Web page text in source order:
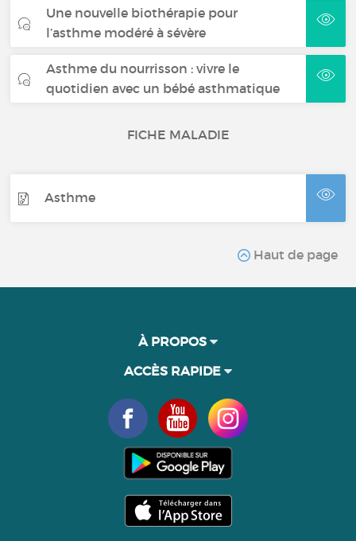
Une nouvelle biothérapie pour
l’asthme modéré à sévère
Asthme du nourrisson : vivre le
quotidien avec un bébé asthmatique
FICHE MALADIE
Asthme
Haut de page
À PROPOS
ACCÈS RAPIDE